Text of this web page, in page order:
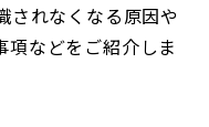
されなくなる原因や
などをご紹介しま